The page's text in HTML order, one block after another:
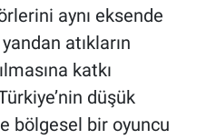
aynı eksende
atıkların
katkı
düşük
bölgesel bir oyuncu